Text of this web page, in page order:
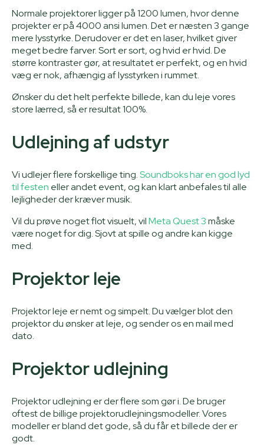
Normale projektorer ligger på 1200 lumen, hvor denne
projekter er på 4000 ansi lumen. Det er næsten 3 gange
mere lysstyrke. Derudover er det en laser, hvilket giver
meget bedre farver. Sort er sort, og hvid er hvid. De
større kontraster gør, at resultatet er perfekt, og en hvid
væg er nok, afhængig af lysstyrken i rummet.
Ønsker du det helt perfekte billede, kan du leje vores
store lærred, så er resultat 100%.
Udlejning af udstyr
Vi udlejer flere forskellige ting.Soundboks har en god lyd
til festen eller andet event, og kan klart anbefales til alle
lejligheder der kræver musik.
Vil du prøve noget flot visuelt, vilMeta Quest 3måske
være noget for dig. Sjovt at spille og andre kan kigge
med.
Projektor leje
Projektor leje er nemt og simpelt. Du vælger blot den
projektor du ønsker at leje, og sender os en mail med
dato.
Projektor udlejning
Projektor udlejning er der flere som gør i. De bruger
oftest de billige projektorudlejningsmodeller. Vores
modeller er bland det gode, så du får et billede der er
godt.